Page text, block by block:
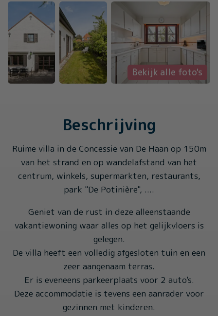
Bekijk alle foto's
Beschrijving
Ruime villa in de Concessie van De Haan op 150m
van het strand en op wandelafstand van het
centrum, winkels, supermarkten, restaurants,
park "De Potinière", ....
Geniet van de rust in deze alleenstaande
vakantiewoning waar alles op het gelijkvloers is
gelegen.
De villa heeft een volledig afgesloten tuin en een
zeer aangenaam terras.
Er is eveneens parkeerplaats voor 2 auto's.
Deze accommodatie is tevens een aanrader voor
gezinnen met kinderen.